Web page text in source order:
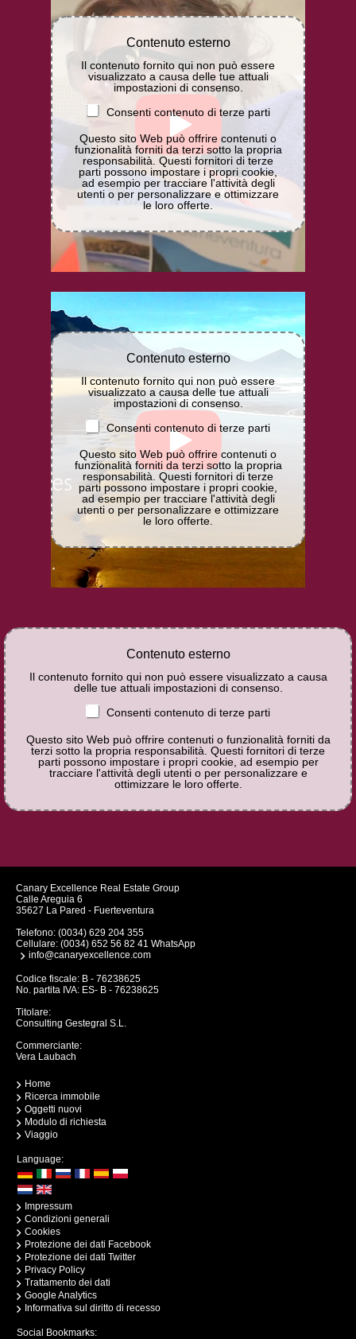
Contenuto esterno
Il contenuto fornito qui non può essere
visualizzato a causa delle tue attuali
impostazioni di consenso.
Consenti contenuto di terze parti
Questo sito Web può offrire contenuti o
funzionalità forniti da terzi sotto la propria
responsabilità. Questi fornitori di terze
parti possono impostare i propri cookie,
ad esempio per tracciare l'attività degli
utenti o per personalizzare e ottimizzare
le loro offerte.
Contenuto esterno
Il contenuto fornito qui non può essere
visualizzato a causa delle tue attuali
impostazioni di consenso.
Consenti contenuto di terze parti
Questo sito Web può offrire contenuti o
funzionalità forniti da terzi sotto la propria
responsabilità. Questi fornitori di terze
parti possono impostare i propri cookie,
ad esempio per tracciare l'attività degli
utenti o per personalizzare e ottimizzare
le loro offerte.
Contenuto esterno
Il contenuto fornito qui non può essere visualizzato a causa
delle tue attuali impostazioni di consenso.
Consenti contenuto di terze parti
Questo sito Web può offrire contenuti o funzionalità forniti da
terzi sotto la propria responsabilità. Questi fornitori di terze
parti possono impostare i propri cookie, ad esempio per
tracciare l'attività degli utenti o per personalizzare e
ottimizzare le loro offerte.
Canary Excellence Real Estate Group
Calle Areguia 6
35627 La Pared - Fuerteventura
Telefono: (0034) 629 204 355
Cellulare: (0034) 652 56 82 41 WhatsApp
info@canaryexcellence.com
Codice fiscale: B - 76238625
No. partita IVA: ES- B - 76238625
Titolare:
Consulting Gestegral S.L.
Commerciante:
Vera Laubach
Home
Ricerca immobile
Oggetti nuovi
Modulo di richiesta
Viaggio
Language:
Impressum
Condizioni generali
Cookies
Protezione dei dati Facebook
Protezione dei dati Twitter
Privacy Policy
Trattamento dei dati
Google Analytics
Informativa sul diritto di recesso
Social Bookmarks: